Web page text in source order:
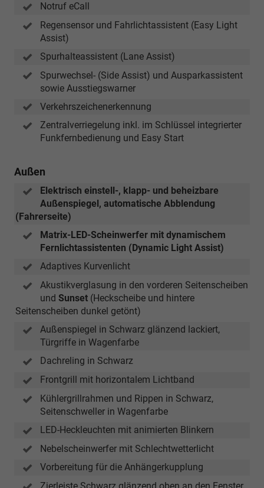
Notruf eCall
Regensensor und Fahrlichtassistent (Easy Light
Assist)
Spurhalteassistent (Lane Assist)
Spurwechsel- (Side Assist) und Ausparkassistent
sowie Ausstiegswarner
Verkehrszeichenerkennung
Zentralverriegelung inkl. im Schlüssel integrierter
Funkfernbedienung und Easy Start
Außen
Elektrisch einstell-, klapp- und beheizbare
Außenspiegel, automatische Abblendung
(Fahrerseite)
Matrix-LED-Scheinwerfer mit dynamischem
Fernlichtassistenten (Dynamic Light Assist)
Adaptives Kurvenlicht
Akustikverglasung in den vorderen Seitenscheiben
und Sunset (Heckscheibe und hintere
Seitenscheiben dunkel getönt)
Außenspiegel in Schwarz glänzend lackiert,
Türgriffe in Wagenfarbe
Dachreling in Schwarz
Frontgrill mit horizontalem Lichtband
Kühlergrillrahmen und Rippen in Schwarz,
Seitenschweller in Wagenfarbe
LED-Heckleuchten mit animierten Blinkern
Nebelscheinwerfer mit Schlechtwetterlicht
Vorbereitung für die Anhängerkupplung